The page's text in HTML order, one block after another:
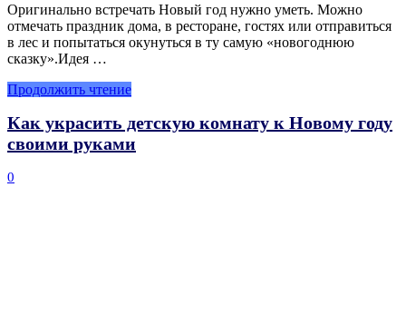
Оригинально встречать Новый год нужно уметь. Можно
отмечать праздник дома, в ресторане, гостях или отправиться
в лес и попытаться окунуться в ту самую «новогоднюю
сказку».Идея …
Продолжить чтение
Как украсить детскую комнату к Новому году
своими руками
0